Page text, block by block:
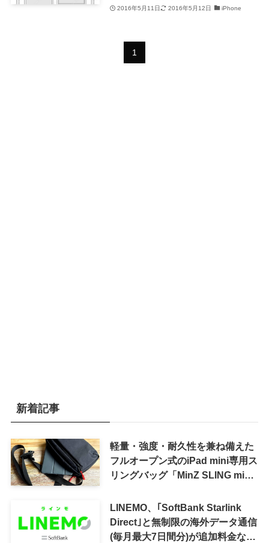
2016年5月11日 2016年5月12日 iPhone
1
新着記事
軽量・強度・耐久性を兼ね備えた
フルオープン式のiPad mini専用ス
リングバッグ「MinZ SLING mini
LINEMO、｢SoftBank Starlink
Direct｣と無制限の海外データ通信
(毎月最大7日間分)が追加料金なし